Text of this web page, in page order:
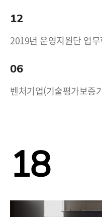
12
2019년 운영지원단 업
06
벤처기업(기술평가보증
18